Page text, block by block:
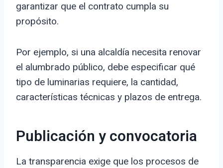
garantizar que el contrato cumpla su
propósito.
Por ejemplo, si una alcaldía necesita renovar
el alumbrado público, debe especificar qué
tipo de luminarias requiere, la cantidad,
características técnicas y plazos de entrega.
Publicación y convocatoria
La transparencia exige que los procesos de